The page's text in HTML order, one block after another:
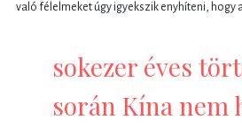
való félelmeket úgy igyekszik enyhíteni, hogy
sokezer éves
során Kína nem